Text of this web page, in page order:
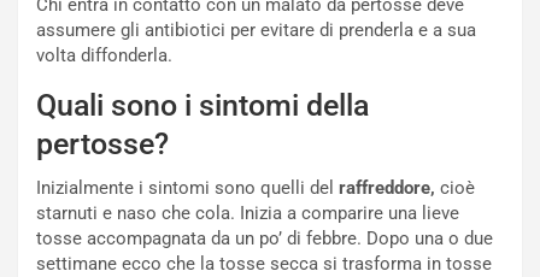
Chi entra in contatto con un malato da pertosse deve
assumere gli antibiotici per evitare di prenderla e a sua
volta diffonderla.
Quali sono i sintomi della
pertosse?
Inizialmente i sintomi sono quelli del raffreddore, cioè
starnuti e naso che cola. Inizia a comparire una lieve
tosse accompagnata da un po’ di febbre. Dopo una o due
settimane ecco che la tosse secca si trasforma in tosse